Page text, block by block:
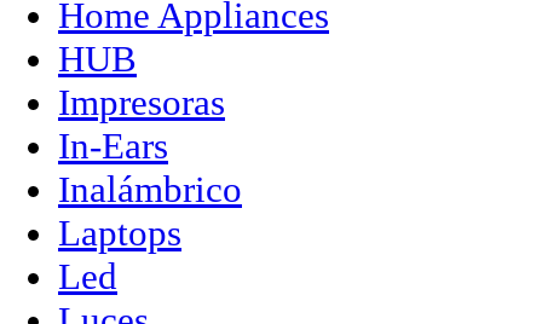
Home Appliances
HUB
Impresoras
In-Ears
Inalámbrico
Laptops
Led